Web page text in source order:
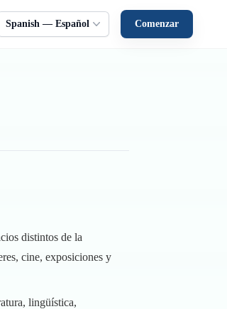
Spanish — Español Comenzar
distintos de la
cine, exposiciones y
lingüística,